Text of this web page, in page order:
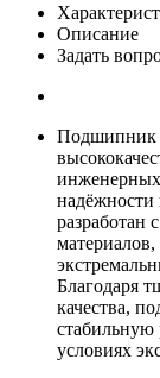
Описание
Задать
Подшипник
надёжности
разработан
материалов,
Благодаря
качества,
стабильную
условиях